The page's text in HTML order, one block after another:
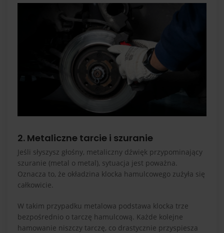
2. Metaliczne tarcie i szuranie
Jeśli słyszysz głośny, metaliczny dźwięk przypominający
szuranie (metal o metal), sytuacja jest poważna.
Oznacza to, że okładzina klocka hamulcowego zużyła się
całkowicie.
W takim przypadku metalowa podstawa klocka trze
bezpośrednio o tarczę hamulcową. Każde kolejne
hamowanie niszczy tarczę, co drastycznie przyspiesza